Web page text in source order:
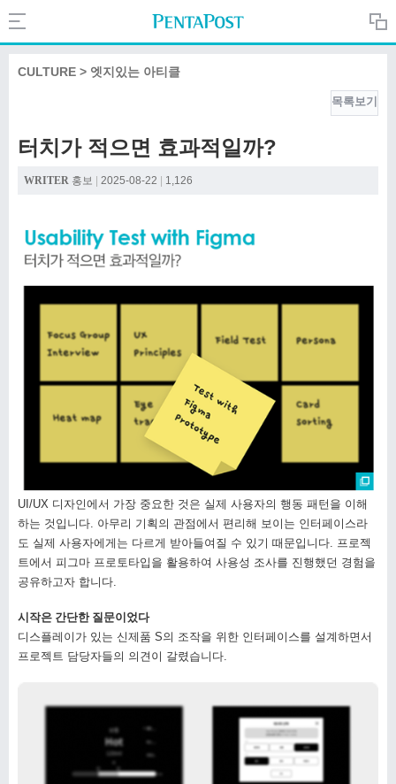
COMPANY
CULTURE
Search
PentaPost.net
CULTURE > 엣지있는 아티클
목록보기
터치가 적으면 효과적일까?
WRITER 홍보 2025-08-22 1,126
UI/UX 디자인에서 가장 중요한 것은 실제 사용자의 행동 패턴을 이해
하는 것입니다. 아무리 기획의 관점에서 편리해 보이는 인터페이스라
도 실제 사용자에게는 다르게 받아들여질 수 있기 때문입니다. 프로젝
트에서 피그마 프로토타입을 활용하여 사용성 조사를 진행했던 경험을
공유하고자 합니다.
시작은 간단한 질문이었다
디스플레이가 있는 신제품 S의 조작을 위한 인터페이스를 설계하면서
프로젝트 담당자들의 의견이 갈렸습니다.